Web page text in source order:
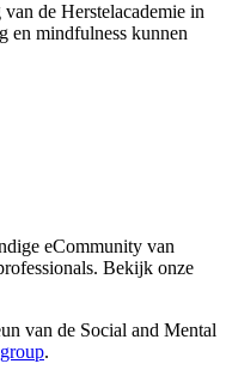
de Herstelacademie in
en mindfulness kunnen
eCommunity van
Bekijk onze
van de Social and Mental
.